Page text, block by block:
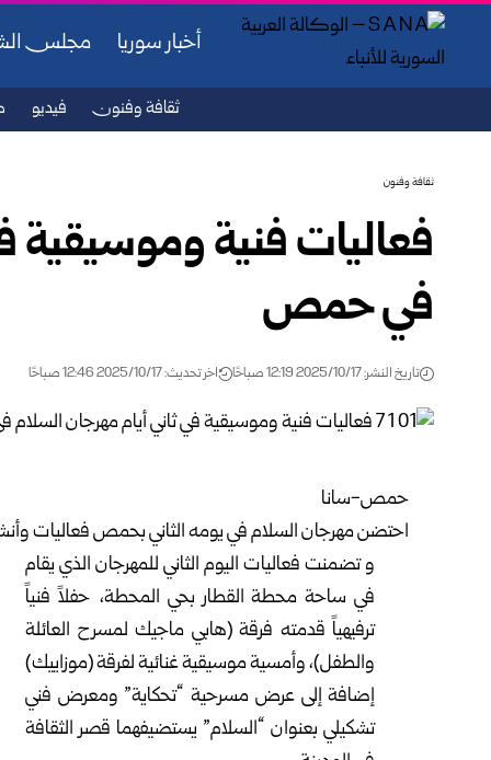
أخبار سوريا مجلس
ثقافة وفنون فيديو
ثقافة وفنون
فعاليات فنية وموسيقية
في حمص
تاريخ النشر: 2025/10/17 12:19 صباحًا اخر تحديث: 2025/10/17 12:46 صباحًا
حمص-سانا
احتضن مهرجان السلام في يومه الثاني بحمص فعاليات
و تضمنت فعاليات اليوم الثاني للمهرجان الذي يقام
في ساحة محطة القطار بحي المحطة، حفلاً فنياً
ترفيهياً قدمته فرقة (هابي ماجيك لمسرح العائلة
والطفل)، وأمسية موسيقية غنائية لفرقة (موزاييك)
إضافة إلى عرض مسرحية “تحكاية” ومعرض فني
تشكيلي بعنوان “السلام” يستضيفهما قصر الثقافة